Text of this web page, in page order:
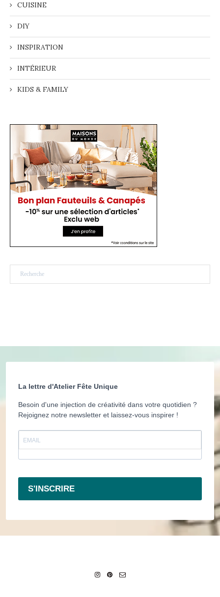
CUISINE
DIY
INSPIRATION
INTÉRIEUR
KIDS & FAMILY
La lettre d'Atelier Fête Unique
Besoin d'une injection de créativité dans votre quotidien ?
Rejoignez notre newsletter et laissez-vous inspirer !
S'INSCRIRE